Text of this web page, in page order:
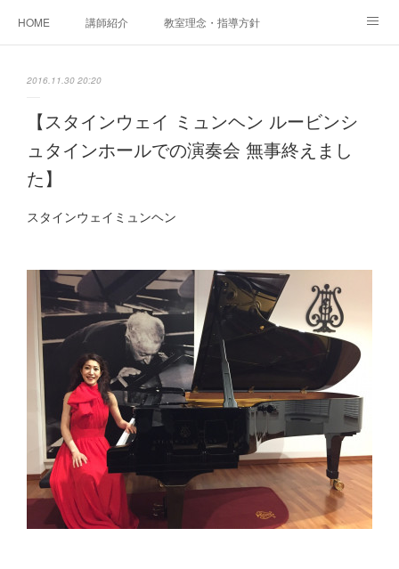
HOME 講師紹介 教室理念・指導方針
ご相談・体験レッスンお申し込み
アクセス 演奏スケジュール
2016.11.30 20:20
【スタインウェイ ミュンヘン ルービンシ
ュタインホールでの演奏会 無事終えまし
た】
スタインウェイミュンヘン